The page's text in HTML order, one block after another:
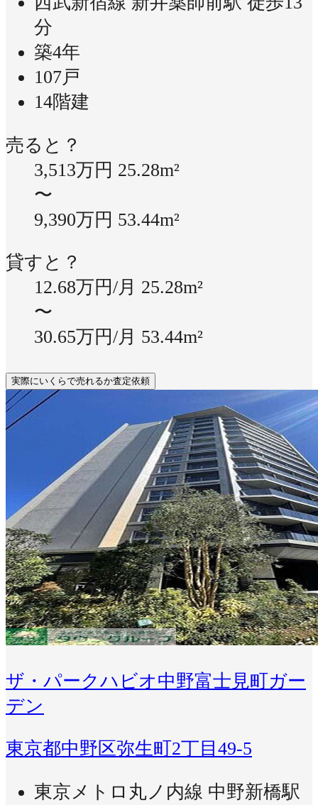
分
築4年
107戸
14階建
売ると？
3,513万円 25.28m²
〜
9,390万円 53.44m²
貸すと？
12.68万円/月 25.28m²
〜
30.65万円/月 53.44m²
実際にいくらで売れるか査定依頼
ザ・パークハビオ中野富士見町ガー
デン
東京都中野区弥生町2丁目49-5
東京メトロ丸ノ内線 中野新橋駅